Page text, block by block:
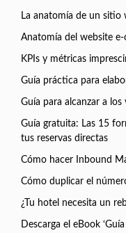
La anatomía de un sitio
Anatomía del website
KPIs y métricas
Guía práctica para
Guía para alcanzar a los
Guía gratuita: Las 15
tus reservas directas
Cómo hacer Inbound
Cómo duplicar el
¿Tu hotel necesita un
Descarga el eBook